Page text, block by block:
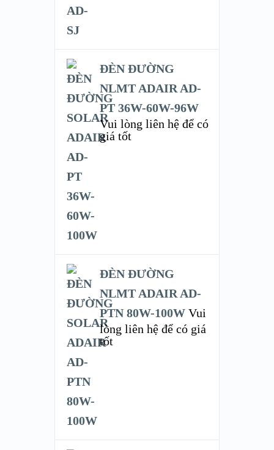
ĐÈN ĐƯỜNG
NLMT ADAIR AD-
PT 36W-60W-96W
Vui lòng liên hệ để có
giá tốt
ĐÈN ĐƯỜNG
NLMT ADAIR AD-
PTN 80W-100W Vui
lòng liên hệ để có giá
tốt